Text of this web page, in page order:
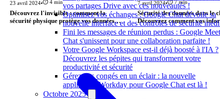
vos partages Drive avec ces nouveautés !
Optimisez vos échanges : Google Chat dévoile sa
nouvelle interface et des contrôles de sécurité
Fini les messages de réunion perdus : Google
Chat s'unissent pour une collaboration parfaite !
Votre Google Workspace est-il déjà boosté à l'IA ?
Découvrez les pépites qui transforment votre
productivité et sécurité
Gérez vos congés en un éclair : la nouvelle
application Workday pour Google Chat est là !
Octobre 2025
23 avril 2024•⏱️ 4 min
Découvrez l'invisible : comment la
sécurité physique protège vos données
7 avril 2024•⏱️ 7 min
Sécurité des données dans le
Découvrez comment vos
sont protégées